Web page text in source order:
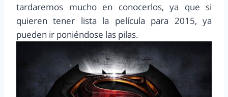
tardaremos mucho en conocerlos, ya que si
quieren tener lista la película para 2015, ya
pueden ir poniéndose las pilas.